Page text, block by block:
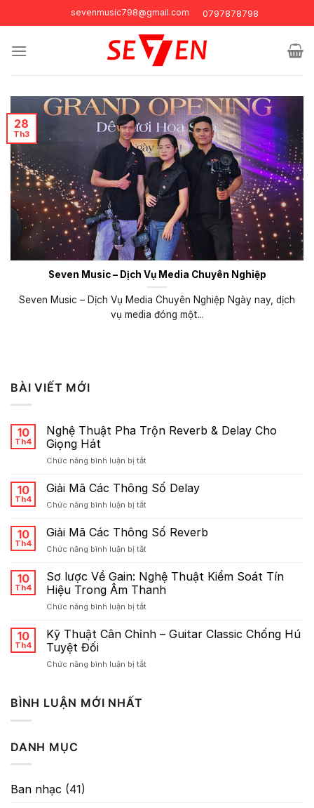
to
content
sevenmusic798@gmail.com 0797878798
Seven Music – Dịch Vụ Media Chuyên Nghiệp
Seven Music – Dịch Vụ Media Chuyên Nghiệp Ngày nay, dịch
vụ media đóng một...
28
Th3
BÀI VIẾT MỚI
10
Th4
Nghệ Thuật Pha Trộn Reverb & Delay Cho
Giọng Hát
Chức năng bình luận bị tắtở
Thuật
Pha
Trộn
&
Hát
10
Th4
Giải Mã Các Thông Số Delay
Chức năng bình luận bị tắtở
Mã
Các
Thông
Delay
10
Th4
Giải Mã Các Thông Số Reverb
Chức năng bình luận bị tắtở
Mã
Các
Thông
Số
10
Th4
Sơ lược Về Gain: Nghệ Thuật Kiểm Soát Tín
Hiệu Trong Âm Thanh
Chức năng bình luận bị tắtở
lược
Nghệ
10
Th4
Kỹ Thuật Cân Chỉnh – Guitar Classic Chống Hú
Tuyệt Đối
Chức năng bình luận bị tắtở
BÌNH LUẬN MỚI NHẤT
DANH MỤC
Ban nhạc (41)